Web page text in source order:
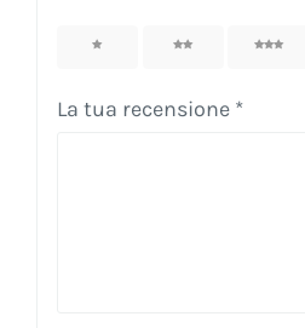
La tua recensione *